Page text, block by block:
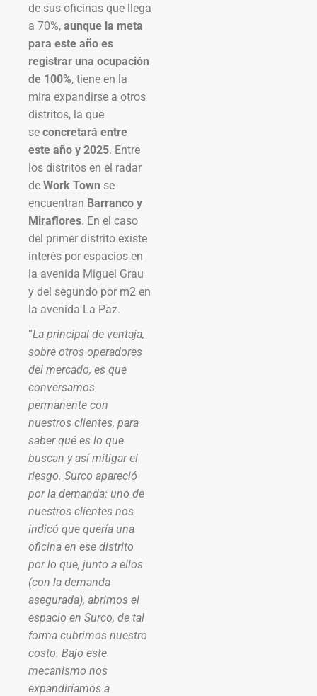
de sus oficinas que llega
a 70%, aunque la meta
para este año es
registrar una ocupación
de 100%, tiene en la
mira expandirse a otros
distritos, la que
se concretará entre
este año y 2025. Entre
los distritos en el radar
de Work Town se
encuentran Barranco y
Miraflores. En el caso
del primer distrito existe
interés por espacios en
la avenida Miguel Grau
y del segundo por m2 en
la avenida La Paz.
“La principal de ventaja,
sobre otros operadores
del mercado, es que
conversamos
permanente con
nuestros clientes, para
saber qué es lo que
buscan y así mitigar el
riesgo. Surco apareció
por la demanda: uno de
nuestros clientes nos
indicó que quería una
oficina en ese distrito
por lo que, junto a ellos
(con la demanda
asegurada), abrimos el
espacio en Surco, de tal
forma cubrimos nuestro
costo. Bajo este
mecanismo nos
expandiríamos a